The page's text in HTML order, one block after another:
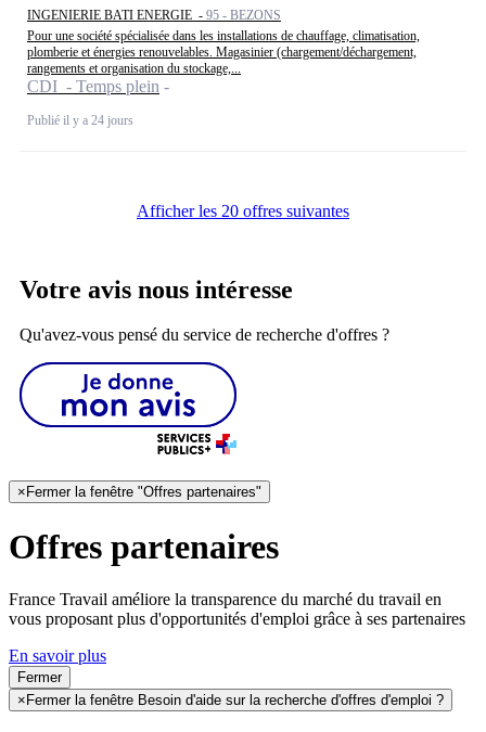
INGENIERIE BATI ENERGIE - 95 - BEZONS
Pour une société spécialisée dans les installations de chauffage, climatisation,
plomberie et énergies renouvelables. Magasinier (chargement/déchargement,
rangements et organisation du stockage,...
CDI - Temps plein
Publié il y a 24 jours
Afficher les 20 offres suivantes
Votre avis nous intéresse
Qu'avez-vous pensé du service de recherche d'offres ?
× Fermer la fenêtre "Offres partenaires"
Offres partenaires
France Travail améliore la transparence du marché du travail en
vous proposant plus d'opportunités d'emploi grâce à ses partenaires
En savoir plus
Fermer
× Fermer la fenêtre Besoin d'aide sur la recherche d'offres d'emploi ?